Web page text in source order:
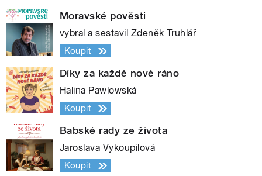
Moravské pověsti
vybral a sestavil Zdeněk Truhlář
Koupit
Díky za každé nové ráno
Halina Pawlowská
Koupit
Babské rady ze života
Jaroslava Vykoupilová
Koupit